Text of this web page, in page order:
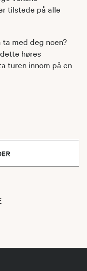
tilstede på alle
med deg noen?
høres
turen innom på en